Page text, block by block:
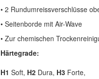
• 2 Rundumreissverschlüsse
• Seitenborde mit Air-Wave
• Zur chemischen
Härtegrade:
H1 Soft, H2 Dura, H3Forte,